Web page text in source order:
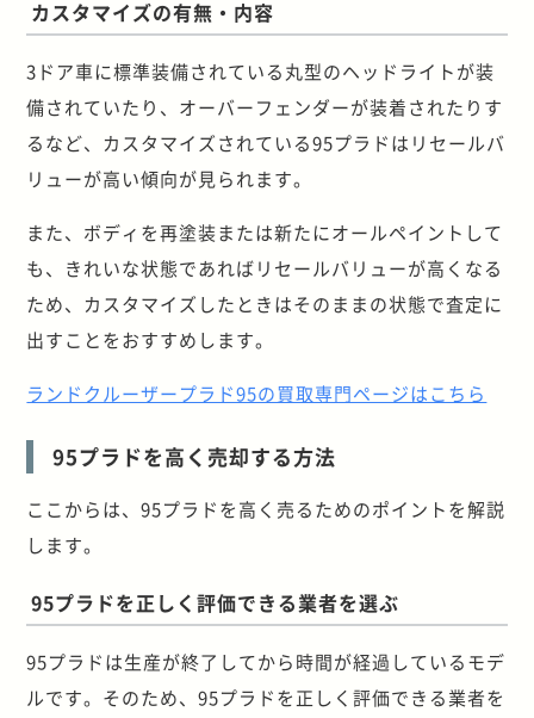
カスタマイズの有無・内容
3ドア車に標準装備されている丸型のヘッドライトが装
備されていたり、オーバーフェンダーが装着されたりす
るなど、カスタマイズされている95プラドはリセールバ
リューが高い傾向が見られます。
また、ボディを再塗装または新たにオールペイントして
も、きれいな状態であればリセールバリューが高くなる
ため、カスタマイズしたときはそのままの状態で査定に
出すことをおすすめします。
ランドクルーザープラド95の買取専門ページはこちら
95プラドを高く売却する方法
ここからは、95プラドを高く売るためのポイントを解説
します。
95プラドを正しく評価できる業者を選ぶ
95プラドは生産が終了してから時間が経過しているモデ
ルです。そのため、95プラドを正しく評価できる業者を